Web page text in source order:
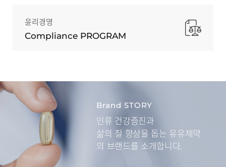
윤리경영
Compliance PROGRAM
Brand STORY
인류 건강증진과
삶의 질 향상을 돕는 유유제약
의 브랜드를 소개합니다.